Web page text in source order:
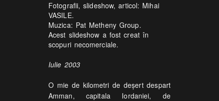
Fotografii, slideshow, articol: Mihai
VASILE.
Muzica: Pat Metheny Group.
Acest slideshow a fost creat în
scopuri necomerciale.
Iulie 2003
O mie de kilometri de deşert despart
Amman, capitala Iordaniei, de